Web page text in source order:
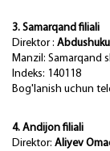
3. Samarqand filiali
Direktor :
Manzil: Samarqand
Indeks: 140118
Bog'lanish uchun
4. Andijon filiali
Direktor: Aliyev